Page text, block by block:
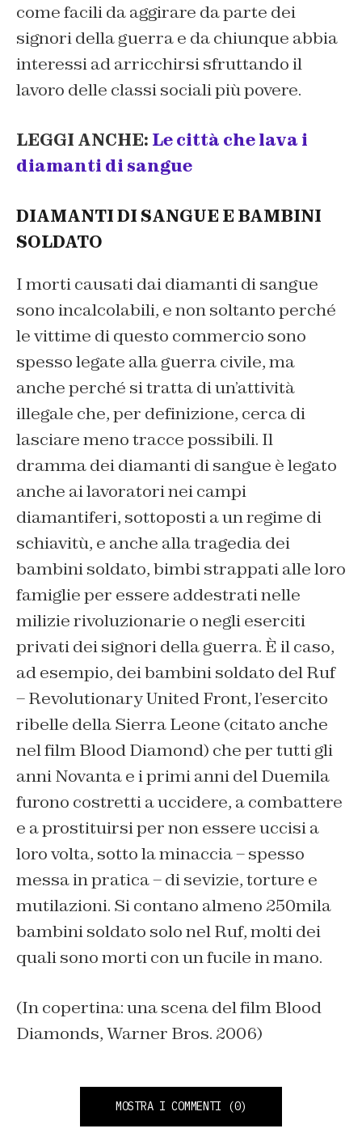
come facili da aggirare da parte dei
signori della guerra e da chiunque abbia
interessi ad arricchirsi sfruttando il
lavoro delle classi sociali più povere.
LEGGI ANCHE: Le città che lava i
diamanti di sangue
DIAMANTI DI SANGUE E BAMBINI
SOLDATO
I morti causati dai diamanti di sangue
sono incalcolabili, e non soltanto perché
le vittime di questo commercio sono
spesso legate alla guerra civile, ma
anche perché si tratta di un’attività
illegale che, per definizione, cerca di
lasciare meno tracce possibili. Il
dramma dei diamanti di sangue è legato
anche ai lavoratori nei campi
diamantiferi, sottoposti a un regime di
schiavitù, e anche alla tragedia dei
bambini soldato, bimbi strappati alle loro
famiglie per essere addestrati nelle
milizie rivoluzionarie o negli eserciti
privati dei signori della guerra. È il caso,
ad esempio, dei bambini soldato del Ruf
– Revolutionary United Front, l’esercito
ribelle della Sierra Leone (citato anche
nel film Blood Diamond) che per tutti gli
anni Novanta e i primi anni del Duemila
furono costretti a uccidere, a combattere
e a prostituirsi per non essere uccisi a
loro volta, sotto la minaccia – spesso
messa in pratica – di sevizie, torture e
mutilazioni. Si contano almeno 250mila
bambini soldato solo nel Ruf, molti dei
quali sono morti con un fucile in mano.
(In copertina: una scena del film Blood
Diamonds, Warner Bros. 2006)
MOSTRA I COMMENTI (0)